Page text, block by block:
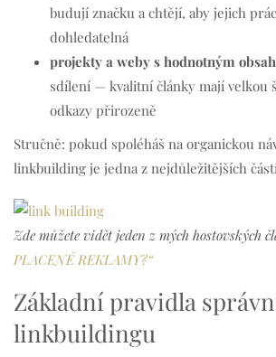
budují značku a chtějí, aby jejich
dohledatelná
projekty a weby s hodnotným
sdílení — kvalitní články mají velkou
odkazy přirozeně
Stručně: pokud spoléháš na organickou
linkbuilding je jedna z nejdůležitějších
Zde můžete vidět jeden z mých
PLACENÉ REKLAMY?“
Základní pravidla
linkbuildingu